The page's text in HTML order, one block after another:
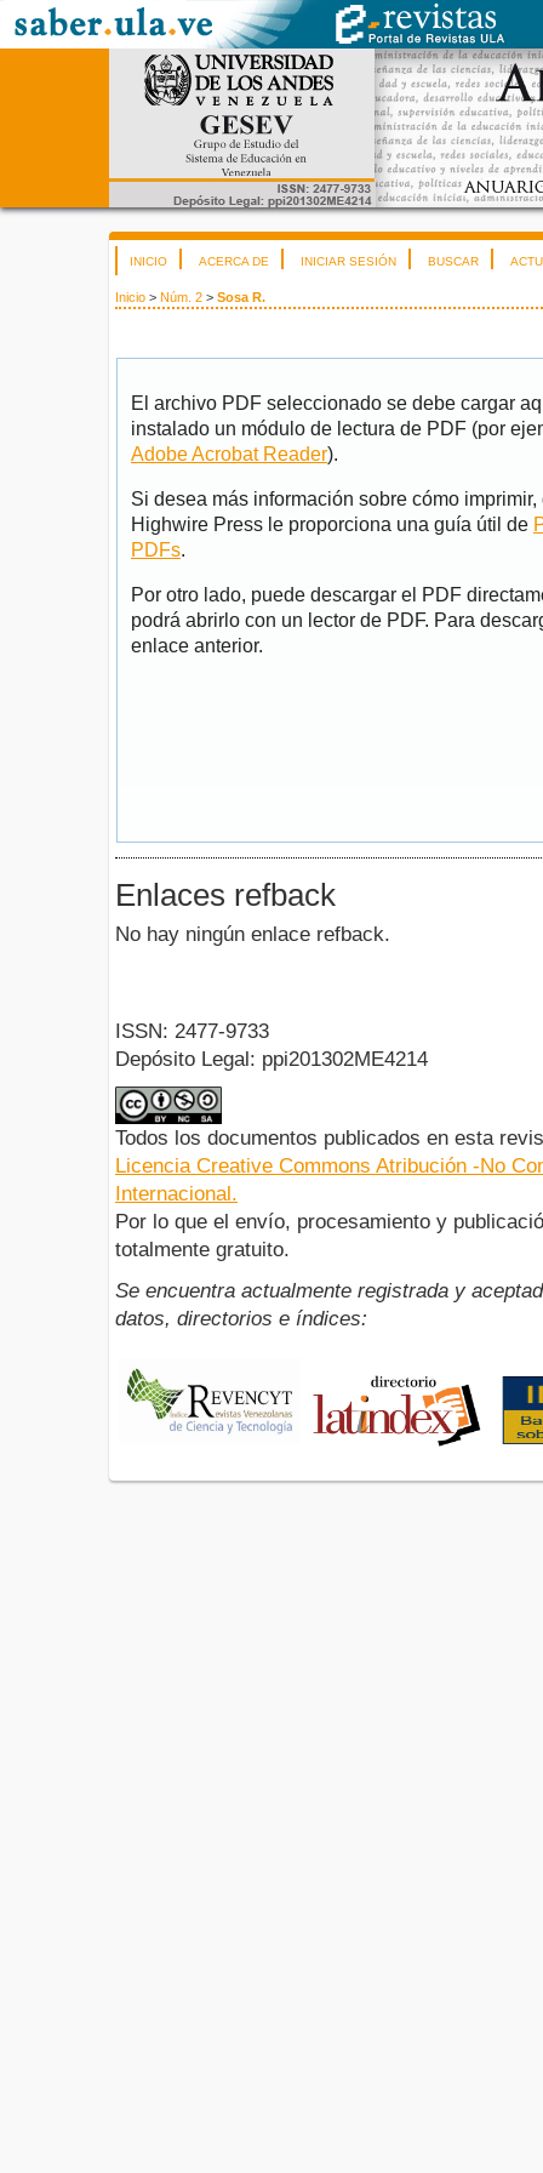
INICIO ACERCA DE INICIAR SESIÓN BUSCAR
Inicio > Núm. 2 > Sosa R.
El archivo PDF seleccionado se debe cargar
instalado un módulo de lectura de PDF (por
Adobe Acrobat Reader).
Si desea más información sobre cómo
Highwire Press le proporciona una guía útil de
PDFs.
Por otro lado, puede descargar el PDF
podrá abrirlo con un lector de PDF. Para
enlace anterior.
Enlaces refback
No hay ningún enlace refback.
ISSN: 2477-9733
Depósito Legal: ppi201302ME4214
Todos los documentos publicados en esta
Licencia Creative Commons Atribución -No
Internacional.
Por lo que el envío, procesamiento y
totalmente gratuito.
Se encuentra actualmente registrada y
datos, directorios e índices: